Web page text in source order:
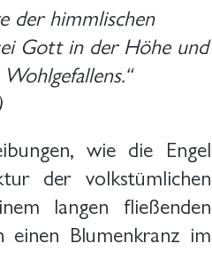
der himmlischen
Gott in der Höhe und
wie die Engel
der volkstümlichen
langen fließenden
einen Blumenkranz im